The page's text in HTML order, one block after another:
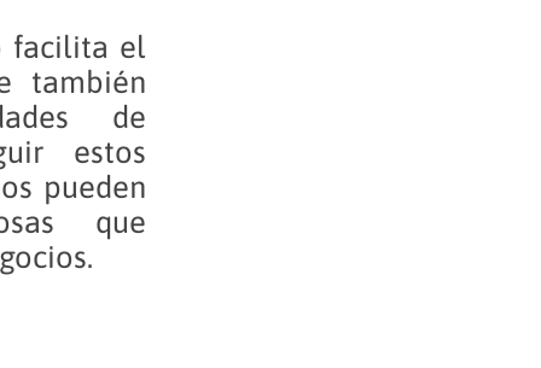
facilita el
también
de
estos
pueden
que